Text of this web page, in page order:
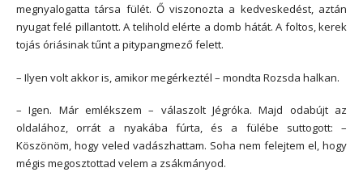
megnyalogatta társa fülét. Ő viszonozta a kedveskedést, aztán
nyugat felé pillantott. A telihold elérte a domb hátát. A foltos, kerek
tojás óriásinak tűnt a pitypangmező felett.
– Ilyen volt akkor is, amikor megérkeztél – mondta Rozsda halkan.
– Igen. Már emlékszem – válaszolt Jégróka. Majd odabújt az
oldalához, orrát a nyakába fúrta, és a fülébe suttogott: –
Köszönöm, hogy veled vadászhattam. Soha nem felejtem el, hogy
mégis megosztottad velem a zsákmányod.